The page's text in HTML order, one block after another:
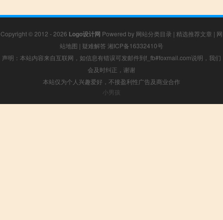
Copyright © 2012 - 2026 Logo设计网 Powered by 网站分类目录 | 精选推荐文章 | 网
站地图 | 疑难解答 湘ICP备16332410号
声明：本站内容来自互联网，如信息有错误可发邮件到f_fb#foxmail.com说明，我们
会及时纠正，谢谢
本站仅为个人兴趣爱好，不接盈利性广告及商业合作
小男孩